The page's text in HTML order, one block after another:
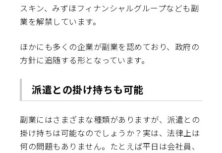
スキン、みずほフィナンシャルグループなども副
業を解禁しています。
ほかにも多くの企業が副業を認めており、政府の
方針に追随する形となっています。
派遣との掛け持ちも可能
副業にはさまざまな種類がありますが、派遣との
掛け持ちは可能なのでしょうか？実は、法律上は
何の問題もありません。たとえば平日は会社員、